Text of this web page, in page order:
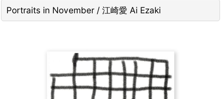
Portraits in November / 江崎愛 Ai Ezaki